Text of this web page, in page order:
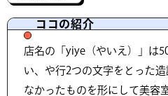
ココの紹介
店名の「yiye（やいえ）」は
い、や行2つの文字をとった
なかったものを形にして美容